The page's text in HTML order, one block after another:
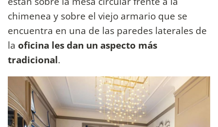
chimenea y sobre el viejo armario que se
encuentra en una de las paredes laterales de
la oficina les dan un aspecto más
tradicional.